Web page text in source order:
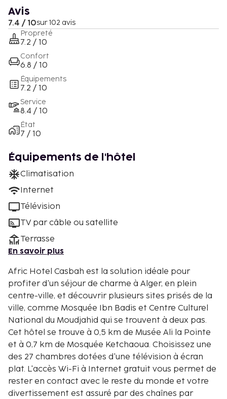
Avis
7.4 / 10sur 102 avis
Propreté
7.2 / 10
Confort
6.8 / 10
Équipements
7.2 / 10
Service
8.4 / 10
État
7 / 10
Équipements de l'hôtel
Climatisation
Internet
Télévision
TV par câble ou satellite
Terrasse
En savoir plus
Afric Hotel Casbah est la solution idéale pour
profiter d'un séjour de charme à Alger, en plein
centre-ville, et découvrir plusieurs sites prisés de la
ville, comme Mosquée Ibn Badis et Centre Culturel
National du Moudjahid qui se trouvent à deux pas.
Cet hôtel se trouve à 0,5 km de Musée Ali la Pointe
et à 0,7 km de Mosquée Ketchaoua. Choisissez une
des 27 chambres dotées d'une télévision à écran
plat. L'accès Wi-Fi à Internet gratuit vous permet de
rester en contact avec le reste du monde et votre
divertissement est assuré par des chaînes par